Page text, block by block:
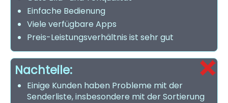
Einfache Bedienung
Viele verfügbare Apps
Preis-Leistungsverhältnis ist sehr gut
Nachteile:
Einige Kunden haben Probleme mit der
Senderliste, insbesondere mit der Sortierung